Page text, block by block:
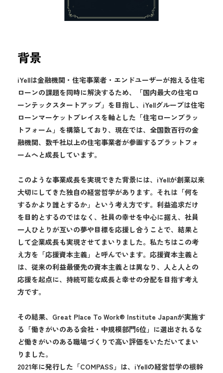
背景
iYellは金融機関・住宅事業者・エンドユーザーが抱える住宅
ローンの課題を同時に解決するため、「国内最大の住宅ロ
ーンテックスタートアップ」を目指し、iYellグループは住宅
ローンマーケットプレイスを軸とした「住宅ローンプラッ
トフォーム」を構築しており、現在では、全国数百行の金
融機関、数千社以上の住宅事業者が参画するプラットフォ
ームへと成長しています。
このような事業成長を実現できた背景には、iYellが創業以来
大切にしてきた独自の経営哲学があります。それは「何を
するかより誰とするか」という考え方です。利益追求だけ
を目的とするのではなく、社員の幸せを中心に据え、社員
一人ひとりが互いの夢や目標を応援し合うことで、結果と
して企業成長も実現させてまいりました。私たちはこの考
え方を「応援資本主義」と呼んでいます。応援資本主義と
は、従来の利益最優先の資本主義とは異なり、人と人との
応援を起点に、持続可能な成長と幸せの分配を目指す考え
方です。
その結果、Great Place To Work® Institute Japanが実施す
る「働きがいのある会社・中規模部門6位」に選出されるな
ど働きがいのある職場づくりで高い評価をいただいてまい
りました。
2021年に発行した「COMPASS」は、iYellの経営哲学の根幹